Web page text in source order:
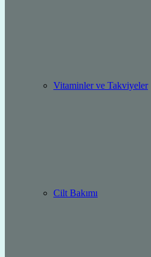
Vitaminler ve Takviyeler
Cilt Bakımı